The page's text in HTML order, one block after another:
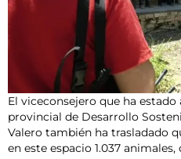
El viceconsejero que ha
provincial de Desarrollo
Valero también ha trasladado
en este espacio 1.037